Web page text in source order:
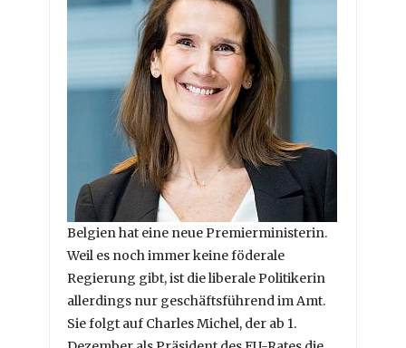
Belgien hat eine neue Premierministerin.
Weil es noch immer keine föderale
Regierung gibt, ist die liberale Politikerin
allerdings nur geschäftsführend im Amt.
Sie folgt auf Charles Michel, der ab 1.